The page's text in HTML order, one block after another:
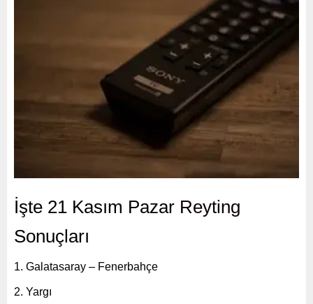
İşte 21 Kasım Pazar Reyting
Sonuçları
Galatasaray – Fenerbahçe
Yargı